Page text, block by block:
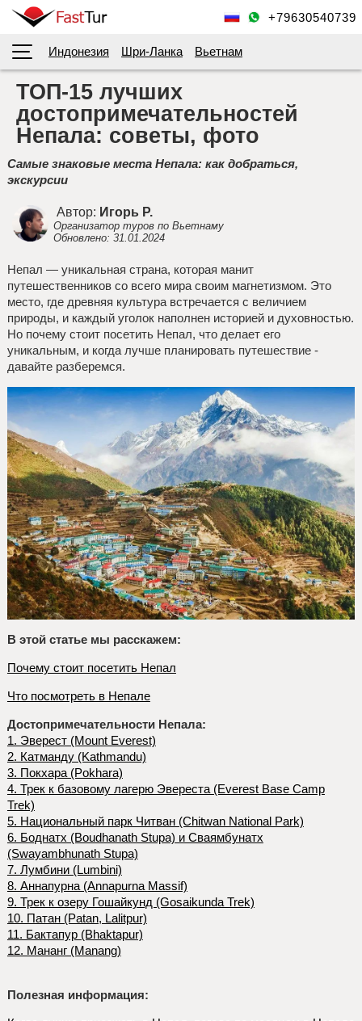
+79630540739
Индонезия Шри-Ланка Вьетнам
ТОП-15 лучших
достопримечательностей
Непала: советы, фото
Самые знаковые места Непала: как добраться,
экскурсии
Автор: Игорь Р.
Организатор туров по Вьетнаму
Обновлено: 31.01.2024
Непал — уникальная страна, которая манит
путешественников со всего мира своим магнетизмом. Это
место, где древняя культура встречается с величием
природы, и каждый уголок наполнен историей и духовностью.
Но почему стоит посетить Непал, что делает его
уникальным, и когда лучше планировать путешествие -
давайте разберемся.
В этой статье мы расскажем:
Почему стоит посетить Непал
Что посмотреть в Непале
Достопримечательности Непала:
1. Эверест (Mount Everest)
2. Катманду (Kathmandu)
3. Покхара (Pokhara)
4. Трек к базовому лагерю Эвереста (Everest Base Camp
Trek)
5. Национальный парк Читван (Chitwan National Park)
6. Боднатх (Boudhanath Stupa) и Сваямбунатх
(Swayambhunath Stupa)
7. Лумбини (Lumbini)
8. Аннапурна (Annapurna Massif)
9. Трек к озеру Гошайкунд (Gosaikunda Trek)
10. Патан (Patan, Lalitpur)
11. Бактапур (Bhaktapur)
12. Мананг (Manang)
Полезная информация: